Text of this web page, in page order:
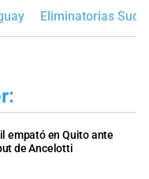
Eliminatorias
empató en Quito ante
de Ancelotti